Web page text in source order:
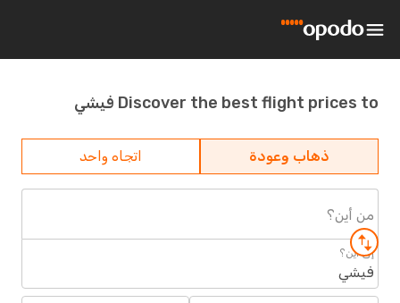
Discover the best flight prices to فيشي
ذهاب وعودة اتجاه واحد
من أين؟
إلى أين؟
فيشي